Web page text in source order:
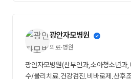
광안자모병원
의료·병원
광안자모병원(산부인과,소아청소년과
수/물리치료,건강검진,비바로제,산후